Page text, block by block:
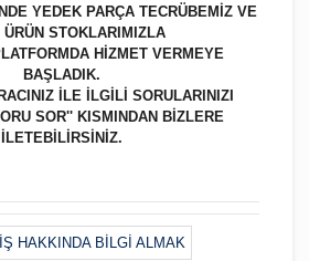
YEDEK PARÇA TECRÜBEMİZ VE
ÜRÜN STOKLARIMIZLA
HİZMET VERMEYE
BAŞLADIK.
İLE İLGİLİ SORULARINIZI
SOR'' KISMINDAN BİZLERE
İLETEBİLİRSİNİZ.